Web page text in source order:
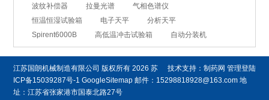
波纹补偿器
拉曼光谱
气相色谱仪
恒温恒湿试验箱
电子天平
分析天平
Spirent6000B
高低温冲击试验箱 自动分装机
技术支持： 制药网 管理登陆
江苏国朗机械制造有限公司 版权所有 2026苏
ICP备15039287号-1 GoogleSitemap 邮件：15298818928@163.com 地
址：江苏省张家港市国泰北路27号